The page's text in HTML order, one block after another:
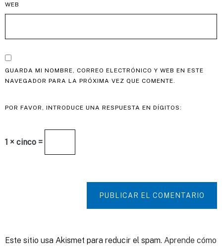
WEB
GUARDA MI NOMBRE, CORREO ELECTRÓNICO Y WEB EN ESTE
NAVEGADOR PARA LA PRÓXIMA VEZ QUE COMENTE.
POR FAVOR, INTRODUCE UNA RESPUESTA EN DÍGITOS:
1 × cinco =
PUBLICAR EL COMENTARIO
Este sitio usa Akismet para reducir el spam. Aprende cómo